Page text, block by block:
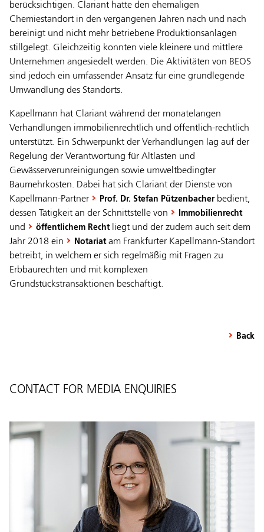
berücksichtigen. Clariant hatte den ehemaligen
Chemiestandort in den vergangenen Jahren nach und nach
bereinigt und nicht mehr betriebene Produktionsanlagen
stillgelegt. Gleichzeitig konnten viele kleinere und mittlere
Unternehmen angesiedelt werden. Die Aktivitäten von BEOS
sind jedoch ein umfassender Ansatz für eine grundlegende
Umwandlung des Standorts.
Kapellmann hat Clariant während der monatelangen
Verhandlungen immobilienrechtlich und öffentlich-rechtlich
unterstützt. Ein Schwerpunkt der Verhandlungen lag auf der
Regelung der Verantwortung für Altlasten und
Gewässerverunreinigungen sowie umweltbedingter
Baumehrkosten. Dabei hat sich Clariant der Dienste von
Kapellmann-Partner
Prof. Dr. Stefan Pützenbacherbedient,
dessen Tätigkeit an der Schnittstelle von
Immobilienrecht
und öffentlichem Rechtliegt und der zudem auch seit dem
Jahr 2018 ein
Notariatam Frankfurter Kapellmann-Standort
betreibt, in welchem er sich regelmäßig mit Fragen zu
Erbbaurechten und mit komplexen
Grundstückstransaktionen beschäftigt.
Back
CONTACT FOR MEDIA ENQUIRIES